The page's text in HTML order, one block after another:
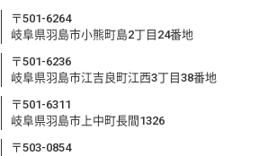
〒501-6264
岐阜県羽島市小熊町島2丁目24番地
〒501-6236
岐阜県羽島市江吉良町江西3丁目38番地
〒501-6311
岐阜県羽島市上中町長間1326
〒503-0854